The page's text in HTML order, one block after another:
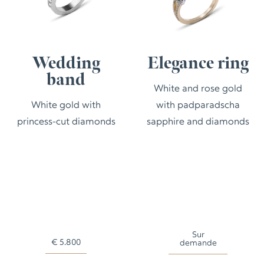
Wedding
band
White gold with
princess-cut diamonds
€ 5.800
Elegance ring
White and rose gold
with padparadscha
sapphire and diamonds
Sur
demande